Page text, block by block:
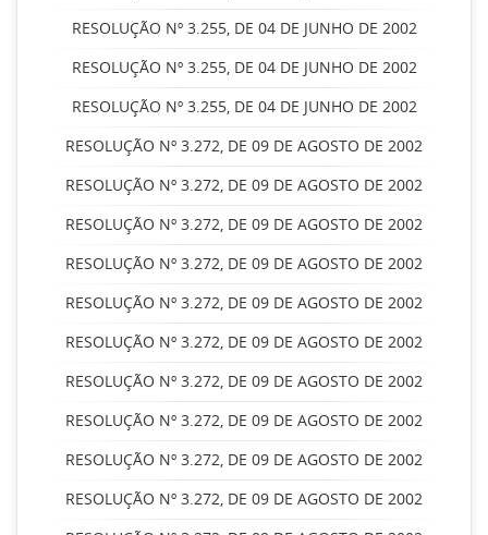
RESOLUÇÃO Nº 3.255, DE 04 DE JUNHO DE 2002
RESOLUÇÃO Nº 3.255, DE 04 DE JUNHO DE 2002
RESOLUÇÃO Nº 3.255, DE 04 DE JUNHO DE 2002
RESOLUÇÃO Nº 3.272, DE 09 DE AGOSTO DE 2002
RESOLUÇÃO Nº 3.272, DE 09 DE AGOSTO DE 2002
RESOLUÇÃO Nº 3.272, DE 09 DE AGOSTO DE 2002
RESOLUÇÃO Nº 3.272, DE 09 DE AGOSTO DE 2002
RESOLUÇÃO Nº 3.272, DE 09 DE AGOSTO DE 2002
RESOLUÇÃO Nº 3.272, DE 09 DE AGOSTO DE 2002
RESOLUÇÃO Nº 3.272, DE 09 DE AGOSTO DE 2002
RESOLUÇÃO Nº 3.272, DE 09 DE AGOSTO DE 2002
RESOLUÇÃO Nº 3.272, DE 09 DE AGOSTO DE 2002
RESOLUÇÃO Nº 3.272, DE 09 DE AGOSTO DE 2002